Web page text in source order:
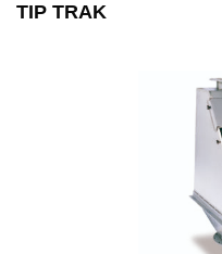
TIP TRAK